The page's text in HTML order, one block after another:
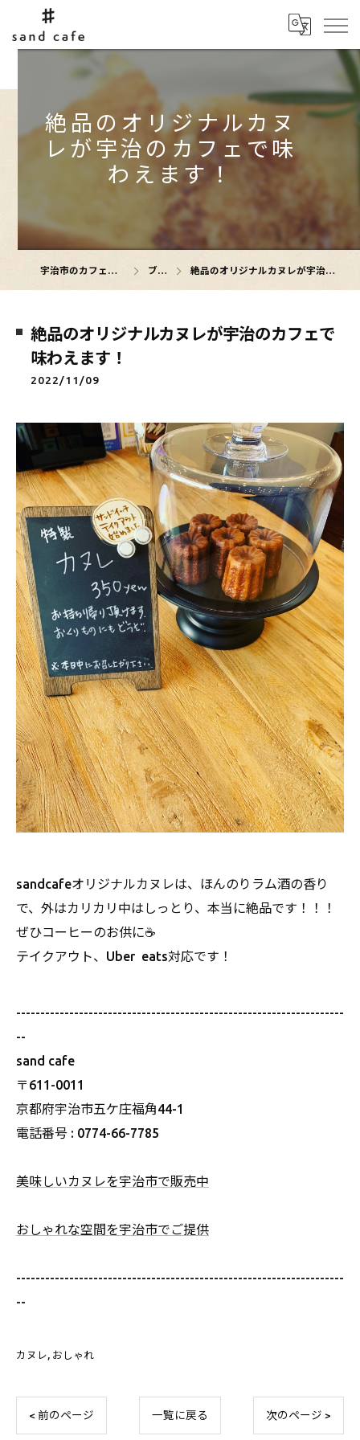
絶品のオリジナルカヌ
レが宇治のカフェで味
わえます！
宇治市のカフェならsand cafe ブログ 絶品のオリジナルカヌレが宇治のカフェで味わえます！
絶品のオリジナルカヌレが宇治のカフェで
味わえます！
2022/11/09
sandcafeオリジナルカヌレは、ほんのりラム酒の香り
で、外はカリカリ中はしっとり、本当に絶品です！！！
ぜひコーヒーのお供に☕️
テイクアウト、Uber eats対応です！
--------------------------------------------------------------------
--
sand cafe
〒611-0011
京都府宇治市五ケ庄福角44-1
電話番号 : 0774-66-7785
美味しいカヌレを宇治市で販売中
おしゃれな空間を宇治市でご提供
--------------------------------------------------------------------
--
カヌレ おしゃれ
< 前のページ 一覧に戻る 次のページ >